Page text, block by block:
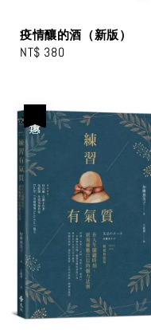
疫情釀的酒（新版）
Regular
NT$ 380